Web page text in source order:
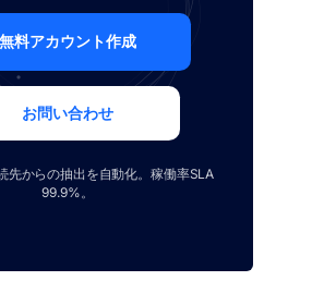
無料アカウント作成
お問い合わせ
先からの抽出を自動化。稼働率SLA
99.9%。